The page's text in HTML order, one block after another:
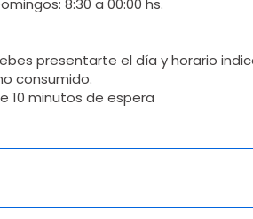
8:30 a 00:00 hs.
presentarte el día y horario
consumido.
10 minutos de espera